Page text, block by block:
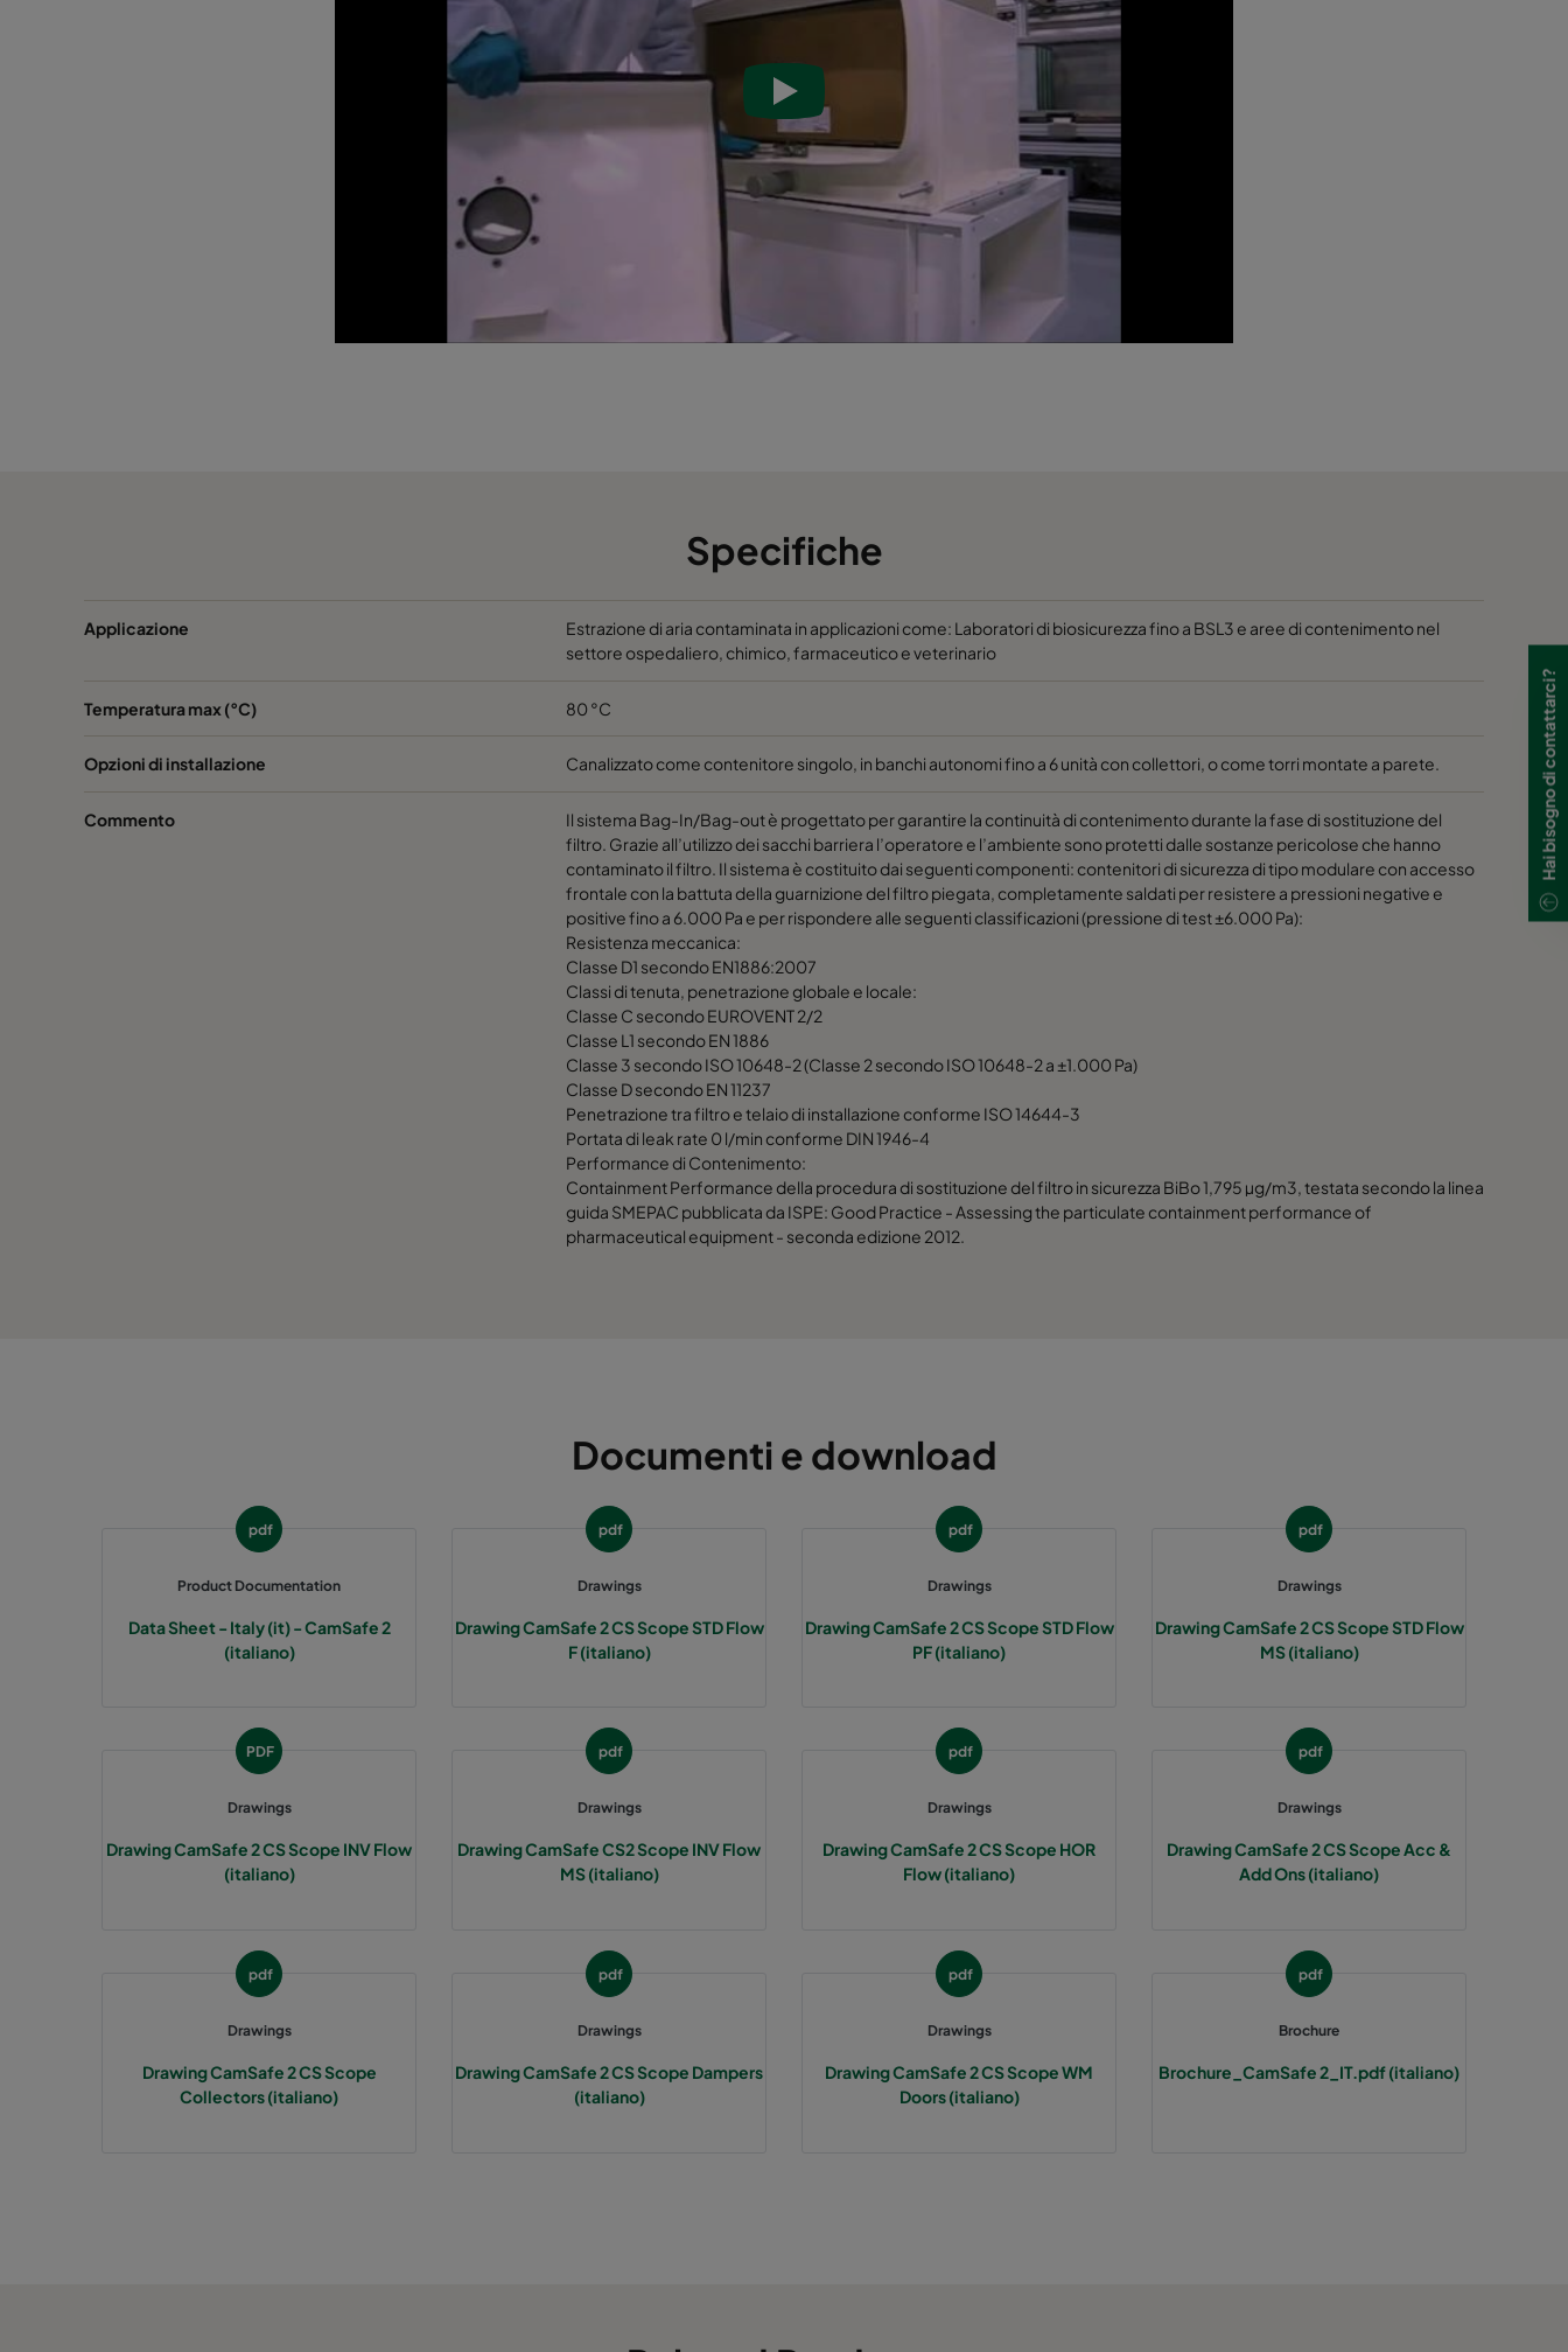
Specifiche
Applicazione
Estrazione di aria contaminata in applicazioni come: Laboratori di biosicurezza fino a BSL3 e aree di contenimento nel
settore ospedaliero, chimico, farmaceutico e veterinario
Temperatura max (°C) 80 °C
Opzioni di installazione Canalizzato come contenitore singolo, in banchi autonomi fino a 6 unità con collettori, o come torri montate a parete.
Commento
Il sistema Bag-In/Bag-out è progettato per garantire la continuità di contenimento durante la fase di sostituzione del
filtro. Grazie all’utilizzo dei sacchi barriera l’operatore e l’ambiente sono protetti dalle sostanze pericolose che hanno
contaminato il filtro. Il sistema è costituito dai seguenti componenti: contenitori di sicurezza di tipo modulare con accesso
frontale con la battuta della guarnizione del filtro piegata, completamente saldati per resistere a pressioni negative e
positive fino a 6.000 Pa e per rispondere alle seguenti classificazioni (pressione di test ±6.000 Pa):
Resistenza meccanica:
Classe D1 secondo EN1886:2007
Classi di tenuta, penetrazione globale e locale:
Classe C secondo EUROVENT 2/2
Classe L1 secondo EN 1886
Classe 3 secondo ISO 10648-2 (Classe 2 secondo ISO 10648-2 a ±1.000 Pa)
Classe D secondo EN 11237
Penetrazione tra filtro e telaio di installazione conforme ISO 14644-3
Portata di leak rate 0 l/min conforme DIN 1946-4
Performance di Contenimento:
Containment Performance della procedura di sostituzione del filtro in sicurezza BiBo 1,795 µg/m3, testata secondo la linea
guida SMEPAC pubblicata da ISPE: Good Practice - Assessing the particulate containment performance of
pharmaceutical equipment - seconda edizione 2012.
Documenti e download
pdf
Product Documentation
Data Sheet - Italy (it) - CamSafe 2
(italiano)
pdf
Drawings
Drawing CamSafe 2 CS Scope STD Flow
F (italiano)
pdf
Drawings
Drawing CamSafe 2 CS Scope STD Flow
PF (italiano)
pdf
Drawings
Drawing CamSafe 2 CS Scope STD Flow
MS (italiano)
PDF
Drawings
Drawing CamSafe 2 CS Scope INV Flow
(italiano)
pdf
Drawings
Drawing CamSafe CS2 Scope INV Flow
MS (italiano)
pdf
Drawings
Drawing CamSafe 2 CS Scope HOR
Flow (italiano)
pdf
Drawings
Drawing CamSafe 2 CS Scope Acc &
Add Ons (italiano)
pdf
Drawings
Drawing CamSafe 2 CS Scope
Collectors (italiano)
pdf
Drawings
Drawing CamSafe 2 CS Scope Dampers
(italiano)
pdf
Drawings
Drawing CamSafe 2 CS Scope WM
Doors (italiano)
pdf
Brochure
Brochure_CamSafe 2_IT.pdf (italiano)
Hai bisogno di contattarci?